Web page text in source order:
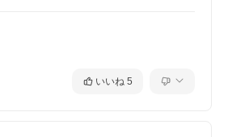
いいね 5